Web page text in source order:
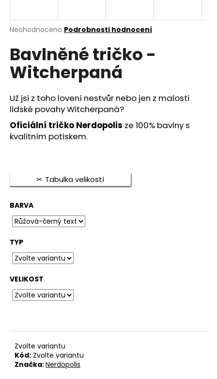
Průměrné
produktu
je
0,0
z
hvězdiček.
Neohodnoceno Podrobnosti hodnocení
Bavlněné tričko -
Witcherpaná
Už jsi z toho lovení nestvůr nebo jen z malosti
lidské povahy Witcherpaná?
Oficiální tričko Nerdopolis ze 100% bavlny s
kvalitním potiskem.
Tabulka velikostí
BARVA
TYP
VELIKOST
Zvolte variantu
Kód: Zvolte variantu
Značka:Nerdopolis
j
í
t
?
HLEDAT
o
u
č
u
j
e
m
BAVLNĚNÉ
THE
WAY
OF
PURE
DEATH